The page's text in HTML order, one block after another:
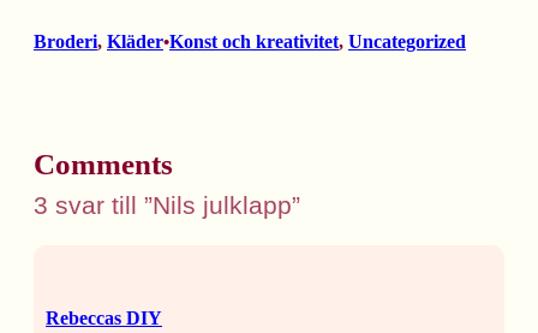
Broderi, Kläder•Konst och kreativitet, Uncategorized
Comments
3 svar till ”Nils julklapp”
Rebeccas DIY